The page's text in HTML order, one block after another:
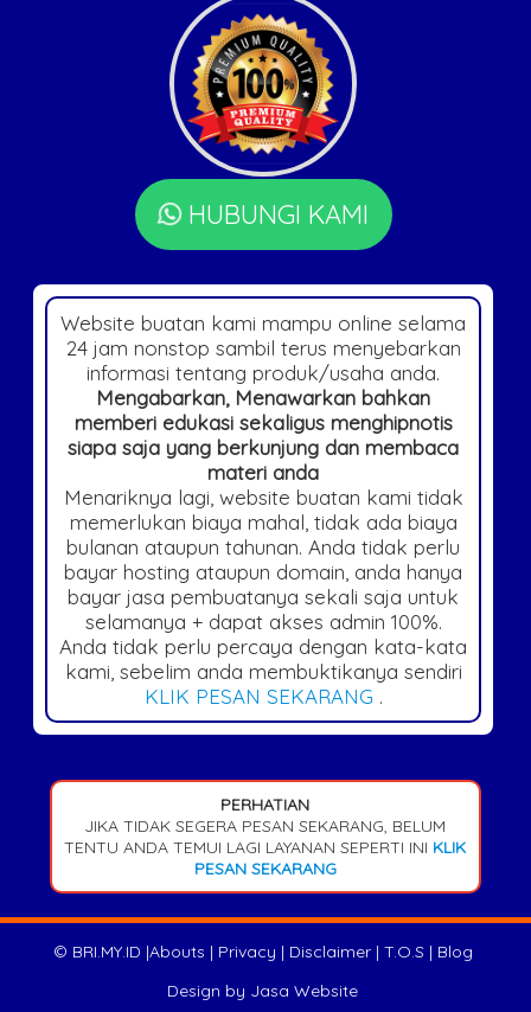
HUBUNGI KAMI
Website buatan kami mampu online selama
24 jam nonstop sambil terus menyebarkan
informasi tentang produk/usaha anda.
Mengabarkan, Menawarkan bahkan
memberi edukasi sekaligus menghipnotis
siapa saja yang berkunjung dan membaca
materi anda
Menariknya lagi, website buatan kami tidak
memerlukan biaya mahal, tidak ada biaya
bulanan ataupun tahunan. Anda tidak perlu
bayar hosting ataupun domain, anda hanya
bayar jasa pembuatanya sekali saja untuk
selamanya + dapat akses admin 100%.
Anda tidak perlu percaya dengan kata-kata
kami, sebelim anda membuktikanya sendiri
KLIK PESAN SEKARANG .
PERHATIAN
JIKA TIDAK SEGERA PESAN SEKARANG, BELUM
TENTU ANDA TEMUI LAGI LAYANAN SEPERTI INI KLIK
PESAN SEKARANG
© BRI.MY.ID |Abouts | Privacy | Disclaimer| T.O.S | Blog
Design by Jasa Website